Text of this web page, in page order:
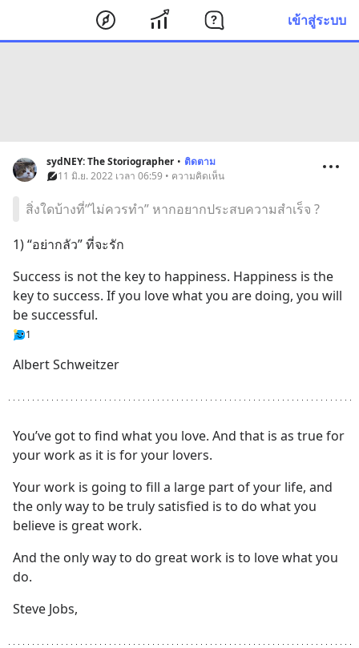
เข้าสู่ระบบ
sydNEY: The Storiographer • ติดตาม
11 มิ.ย. 2022 เวลา 06:59 • ความคิดเห็น
สิ่งใดบ้างที่”ไม่ควรทำ” หากอยากประสบความสำเร็จ ?
1) “อย่ากลัว” ที่จะรัก
Success is not the key to happiness. Happiness is the
key to success. If you love what you are doing, you will
be successful.
1
Albert Schweitzer
You’ve got to find what you love. And that is as true for
your work as it is for your lovers.
Your work is going to fill a large part of your life, and
the only way to be truly satisfied is to do what you
believe is great work.
And the only way to do great work is to love what you
do.
Steve Jobs,